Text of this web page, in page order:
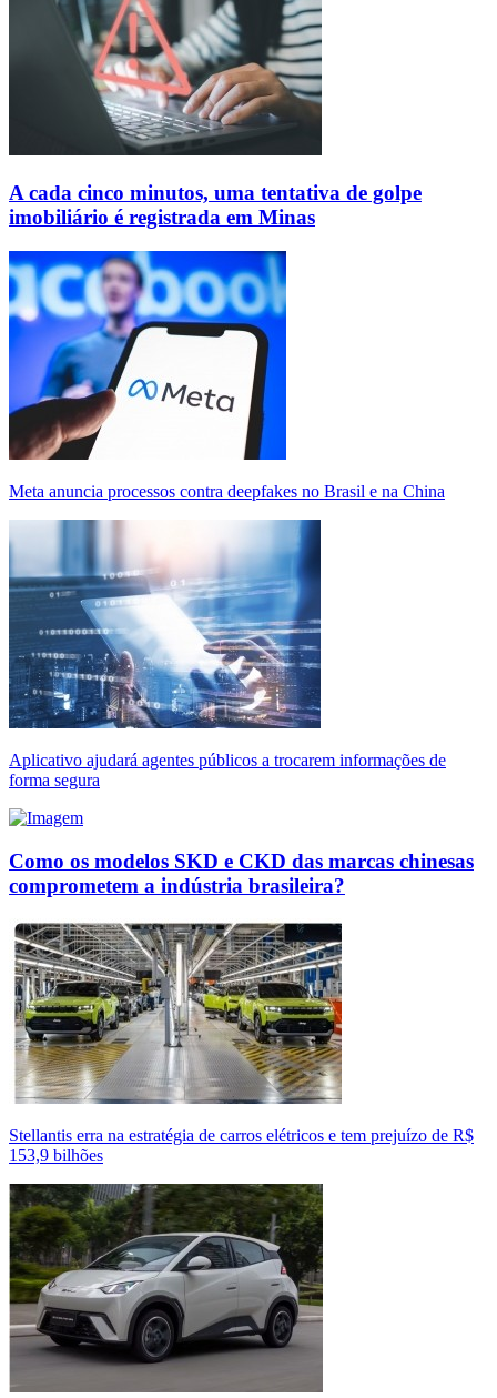
A cada cinco minutos, uma tentativa de golpe
imobiliário é registrada em Minas
Meta anuncia processos contra deepfakes no Brasil e na China
Aplicativo ajudará agentes públicos a trocarem informações de
forma segura
Como os modelos SKD e CKD das marcas chinesas
comprometem a indústria brasileira?
Stellantis erra na estratégia de carros elétricos e tem prejuízo de R$
153,9 bilhões